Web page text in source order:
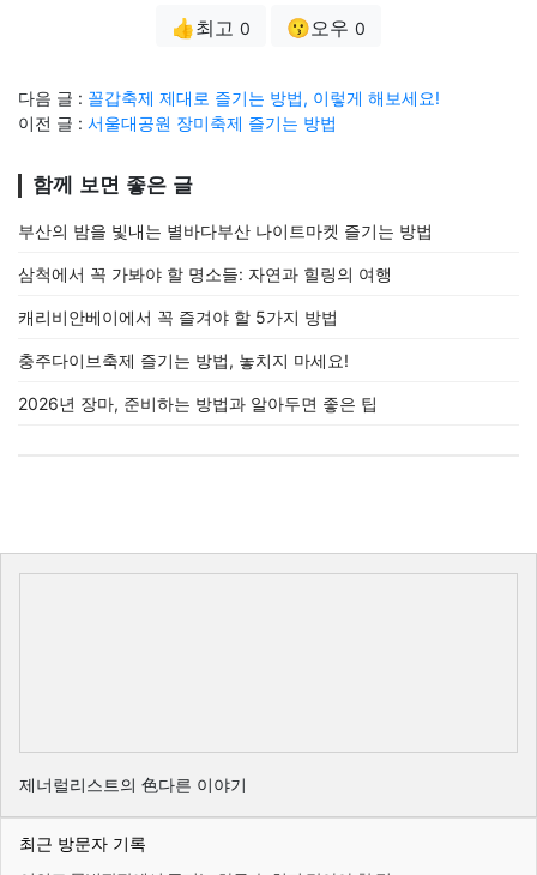
👍최고 0 😗오우 0
다음 글 : 꼴갑축제 제대로 즐기는 방법, 이렇게 해보세요!
이전 글 : 서울대공원 장미축제 즐기는 방법
함께 보면 좋은 글
부산의 밤을 빛내는 별바다부산 나이트마켓 즐기는 방법
삼척에서 꼭 가봐야 할 명소들: 자연과 힐링의 여행
캐리비안베이에서 꼭 즐겨야 할 5가지 방법
충주다이브축제 즐기는 방법, 놓치지 마세요!
2026년 장마, 준비하는 방법과 알아두면 좋은 팁
제너럴리스트의 色다른 이야기
최근 방문자 기록